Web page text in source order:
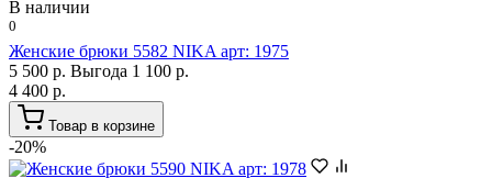
В наличии
0
Женские брюки 5582 NIKA арт: 1975
5 500 р. Выгода 1 100 р.
4 400 р.
Товар в корзине
-20%